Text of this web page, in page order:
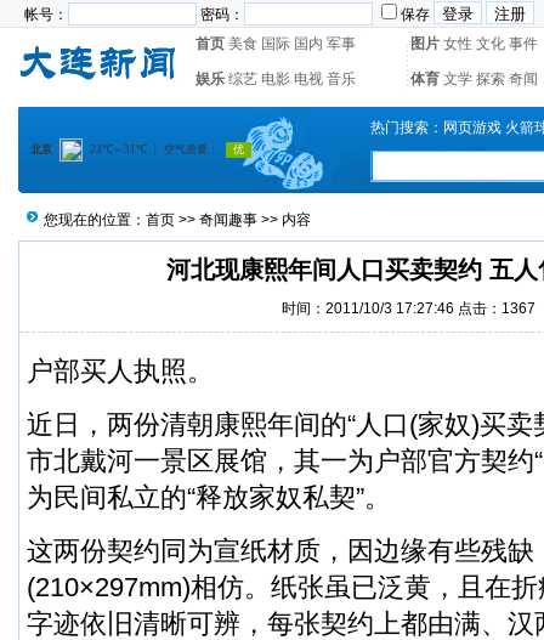
帐号： 密码：
保存
首页 美食 国际 国内 军事 图片 女性 文化 事件
娱乐 综艺 电影 电视 音乐 体育 文学 探索 奇闻
热门搜索： 网页游戏 火箭
您现在的位置： 首页 >> 奇闻趣事 >> 内容
河北现康熙年间人口买卖契约 五人
时间：2011/10/3 17:27:46 点击：1367
户部买人执照。
近日，两份清朝康熙年间的“人口(家奴)买卖
市北戴河一景区展馆，其一为户部官方契约
为民间私立的“释放家奴私契”。
这两份契约同为宣纸材质，因边缘有些残
(210×297mm)相仿。纸张虽已泛黄，且在
字迹依旧清晰可辨，每张契约上都由满、